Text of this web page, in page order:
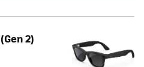
2)